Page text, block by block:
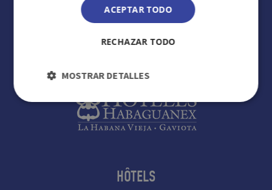
HÔTELS
ACEPTAR TODO
RECHAZAR TODO
MOSTRAR DETALLES